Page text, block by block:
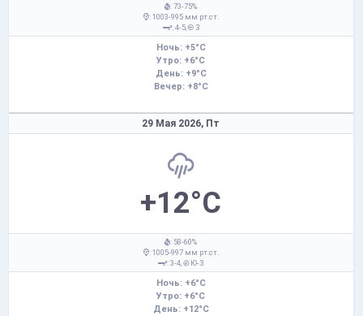
: 73-75%
: 1003-995 мм рт.ст.
: 4-5,
З
Ночь: +5°C
Утро: +6°C
День: +9°C
Вечер: +8°C
29 Мая 2026, Пт
+12°C
: 58-60%
: 1005-997 мм рт.ст.
: 3-4,
Ю-З
Ночь: +6°C
Утро: +6°C
День: +12°C